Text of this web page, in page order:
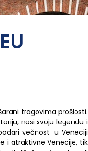
Perea
Koukiunaries
tragovima prošlosti.
nosi svoju legendu i
večnost, u Veneciji
i atraktivne Venecije, tik